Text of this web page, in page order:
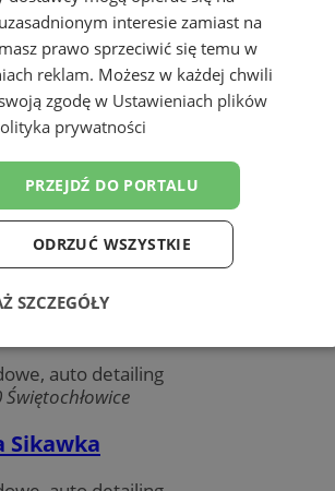
auto detailing
Świętochłowice
Ares
auto detailing
Piotrowski Sebastian
auto detailing
Świętochłowice
samochodowa i lakiernia
auto detailing
Sikawka
interesie zamiast na
prawo sprzeciwić się temu w
reklam. Możesz w każdej chwili
zgodę w Ustawieniach plików
prywatności
PRZEJDŹ DO PORTALU
ODRZUĆ WSZYSTKIE
SZCZEGÓŁY
Wydajność Targetowanie